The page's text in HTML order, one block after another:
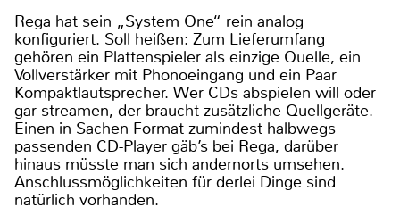
Rega hat sein „System One“ rein analog
konfiguriert. Soll heißen: Zum Lieferumfang
gehören ein Plattenspieler als einzige Quelle, ein
Vollverstärker mit Phonoeingang und ein Paar
Kompaktlautsprecher. Wer CDs abspielen will oder
gar streamen, der braucht zusätzliche Quellgeräte.
Einen in Sachen Format zumindest halbwegs
passenden CD-Player gäb’s bei Rega, darüber
hinaus müsste man sich andernorts umsehen.
Anschlussmöglichkeiten für derlei Dinge sind
natürlich vorhanden.